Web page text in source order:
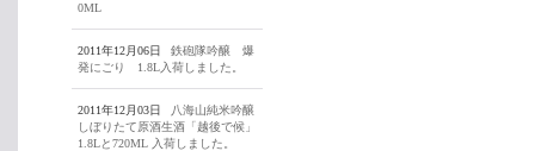
0ML
2011年12月06日
鉄砲隊吟醸 爆
発にごり 1.8L入荷しました。
2011年12月03日
八海山純米吟醸
しぼりたて原酒生酒「越後で候」
1.8Lと720ML 入荷しました。